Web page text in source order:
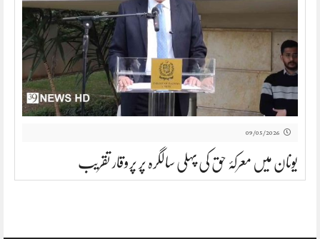
09/05/2026
یونان میں معرکۂ حق کی پہلی سالگرہ پر پروقار تقریب